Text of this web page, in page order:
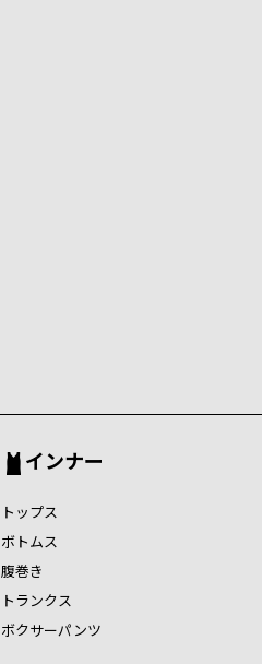
インナー
トップス
ボトムス
腹巻き
トランクス
ボクサーパンツ